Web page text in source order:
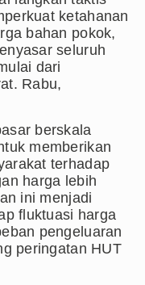
Hasina Hadapi
Swedia 8
Kinerja Kadis
Kelapa di Nias
Sekolah di
Persahabatan di
Hutan illegal di
Utara dari Hulu
ketahanan
bahan pokok,
seluruh
dari
Rabu,
berskala
memberikan
terhadap
harga lebih
ini menjadi
fluktuasi harga
pengeluaran
peringatan HUT